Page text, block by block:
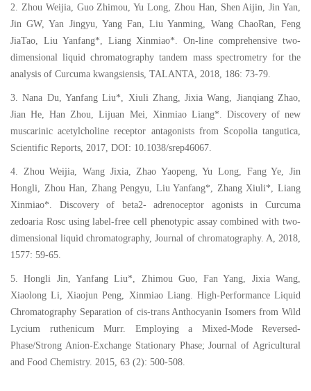
2. Zhou Weijia, Guo Zhimou, Yu Long, Zhou Han, Shen Aijin, Jin Yan,
Jin GW, Yan Jingyu, Yang Fan, Liu Yanming, Wang ChaoRan, Feng
JiaTao, Liu Yanfang*, Liang Xinmiao*. On-line comprehensive two-
dimensional liquid chromatography tandem mass spectrometry for the
analysis of Curcuma kwangsiensis, TALANTA, 2018, 186: 73-79.
3. Nana Du, Yanfang Liu*, Xiuli Zhang, Jixia Wang, Jianqiang Zhao,
Jian He, Han Zhou, Lijuan Mei, Xinmiao Liang*. Discovery of new
muscarinic acetylcholine receptor antagonists from Scopolia tangutica,
Scientific Reports, 2017, DOI: 10.1038/srep46067.
4. Zhou Weijia, Wang Jixia, Zhao Yaopeng, Yu Long, Fang Ye, Jin
Hongli, Zhou Han, Zhang Pengyu, Liu Yanfang*, Zhang Xiuli*, Liang
Xinmiao*. Discovery of beta2- adrenoceptor agonists in Curcuma
zedoaria Rosc using label-free cell phenotypic assay combined with two-
dimensional liquid chromatography, Journal of chromatography. A, 2018,
1577: 59-65.
5. Hongli Jin, Yanfang Liu*, Zhimou Guo, Fan Yang, Jixia Wang,
Xiaolong Li, Xiaojun Peng, Xinmiao Liang. High-Performance Liquid
Chromatography Separation of cis-trans Anthocyanin Isomers from Wild
Lycium ruthenicum Murr. Employing a Mixed-Mode Reversed-
Phase/Strong Anion-Exchange Stationary Phase; Journal of Agricultural
and Food Chemistry. 2015, 63 (2): 500-508.